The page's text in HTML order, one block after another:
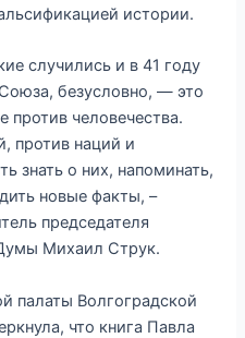
истории.
случились и в 41 году
безусловно, — это
против человечества.
против наций и
знать о них, напоминать,
новые факты, –
председателя
Михаил Струк.
палаты Волгоградской
что книга Павла